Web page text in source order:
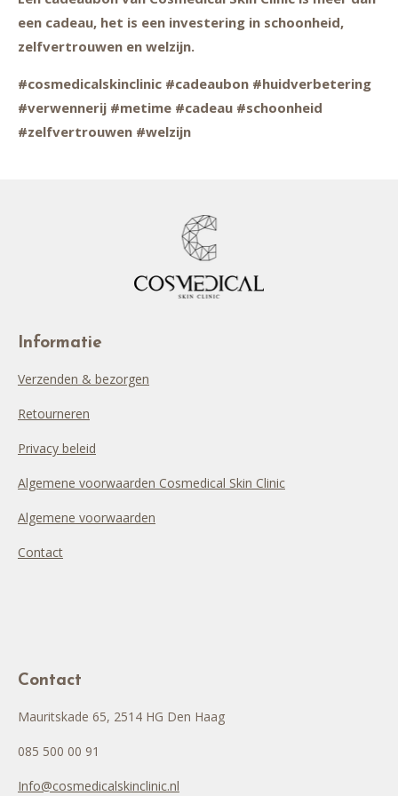
een cadeau, het is een investering in schoonheid,
zelfvertrouwen en welzijn.
#cosmedicalskinclinic #cadeaubon #huidverbetering
#verwennerij #metime #cadeau #schoonheid
#zelfvertrouwen #welzijn
Informatie
Verzenden & bezorgen
Retourneren
Privacy beleid
Algemene voorwaarden Cosmedical Skin Clinic
Algemene voorwaarden
Contact
Contact
Mauritskade 65, 2514 HG Den Haag
085 500 00 91
Info@cosmedicalskinclinic.nl